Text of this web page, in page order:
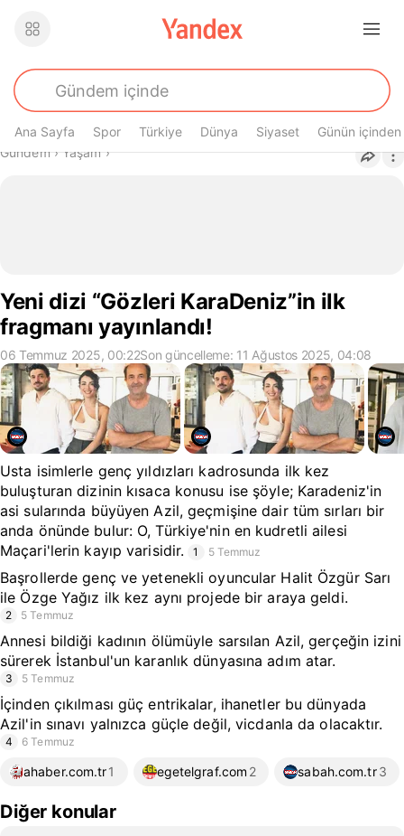
Ana Sayfa Spor Türkiye Dünya Siyaset Günün içinden
Buradasın
Gündem› Yaşam›
Yeni dizi “Gözleri KaraDeniz”in ilk
fragmanı yayınlandı!
06 Temmuz 2025, 00:22Son güncelleme: 11 Ağustos 2025, 04:08
Usta isimlerle genç yıldızları kadrosunda ilk kez
buluşturan dizinin kısaca konusu ise şöyle; Karadeniz'in
asi sularında büyüyen Azil, geçmişine dair tüm sırları bir
anda önünde bulur: O, Türkiye'nin en kudretli ailesi
Maçari'lerin kayıp varisidir.
1 5 Temmuz
Başrollerde genç ve yetenekli oyuncular Halit Özgür Sarı
ile Özge Yağız ilk kez aynı projede bir araya geldi.
2 5 Temmuz
Annesi bildiği kadının ölümüyle sarsılan Azil, gerçeğin izini
sürerek İstanbul'un karanlık dünyasına adım atar.
3 5 Temmuz
İçinden çıkılması güç entrikalar, ihanetler bu dünyada
Azil'in sınavı yalnızca güçle değil, vicdanla da olacaktır.
4 6 Temmuz
ahaber.com.tr1 egetelgraf.com 2 sabah.com.tr3
Diğer konular